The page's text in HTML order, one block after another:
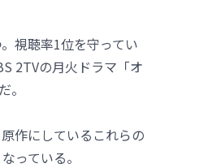
視聴率1位を守ってい
2TVの月火ドラマ「オ
。
作にしているこれらの
っている。